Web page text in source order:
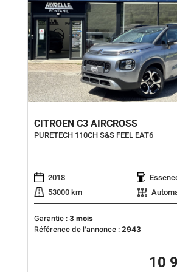
CITROEN C3 AIRCROSS
PURETECH 110CH S&S FEEL EAT6
2018
53000 km
Garantie : 3 mois
Référence de l'annonce : 2943
10